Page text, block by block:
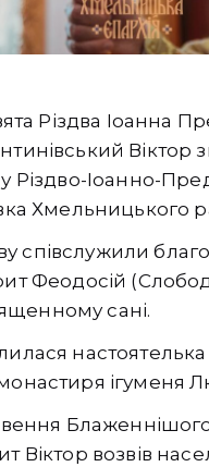
Різдва Іоанна
Віктор
Різдво-Іоанно-
Хмельницького
співслужили
Феодосій
сані.
ігуменя
Блаженнішого
Віктор возвів